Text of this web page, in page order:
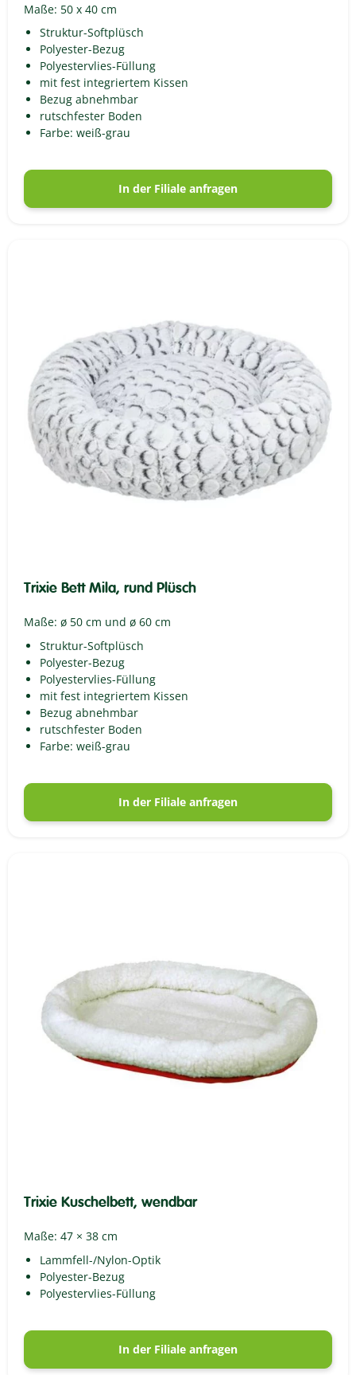
Maße: 50 x 40 cm
Struktur-Softplüsch
Polyester-Bezug
Polyestervlies-Füllung
mit fest integriertem Kissen
Bezug abnehmbar
rutschfester Boden
Farbe: weiß-grau
In der Filiale anfragen
Trixie Bett Mila, rund Plüsch
Maße: ø 50 cm und ø 60 cm
Struktur-Softplüsch
Polyester-Bezug
Polyestervlies-Füllung
mit fest integriertem Kissen
Bezug abnehmbar
rutschfester Boden
Farbe: weiß-grau
In der Filiale anfragen
Trixie Kuschelbett, wendbar
Maße: 47 × 38 cm
Lammfell-/Nylon-Optik
Polyester-Bezug
Polyestervlies-Füllung
In der Filiale anfragen